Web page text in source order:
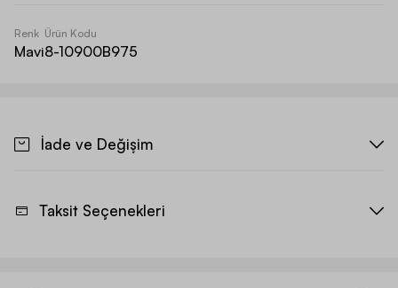
Renk
Mavi
Ürün Kodu
8-10900B975
İade ve Değişim
Taksit Seçenekleri